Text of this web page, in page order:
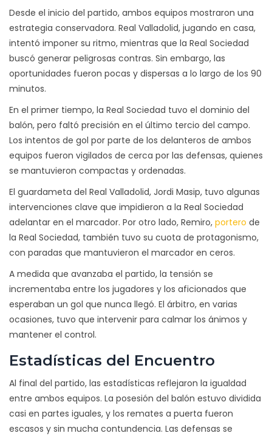
Desde el inicio del partido, ambos equipos mostraron una
estrategia conservadora. Real Valladolid, jugando en casa,
intentó imponer su ritmo, mientras que la Real Sociedad
buscó generar peligrosas contras. Sin embargo, las
oportunidades fueron pocas y dispersas a lo largo de los 90
minutos.
En el primer tiempo, la Real Sociedad tuvo el dominio del
balón, pero faltó precisión en el último tercio del campo.
Los intentos de gol por parte de los delanteros de ambos
equipos fueron vigilados de cerca por las defensas, quienes
se mantuvieron compactas y ordenadas.
El guardameta del Real Valladolid, Jordi Masip, tuvo algunas
intervenciones clave que impidieron a la Real Sociedad
adelantar en el marcador. Por otro lado, Remiro, portero de
la Real Sociedad, también tuvo su cuota de protagonismo,
con paradas que mantuvieron el marcador en ceros.
A medida que avanzaba el partido, la tensión se
incrementaba entre los jugadores y los aficionados que
esperaban un gol que nunca llegó. El árbitro, en varias
ocasiones, tuvo que intervenir para calmar los ánimos y
mantener el control.
Estadísticas del Encuentro
Al final del partido, las estadísticas reflejaron la igualdad
entre ambos equipos. La posesión del balón estuvo dividida
casi en partes iguales, y los remates a puerta fueron
escasos y sin mucha contundencia. Las defensas se